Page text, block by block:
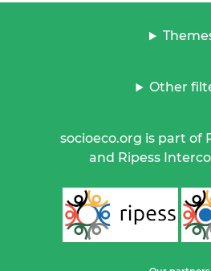
Other
socioeco.org is part of
and Ripess